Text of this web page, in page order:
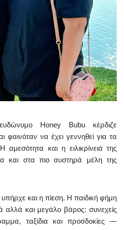
Honey Bubu κέρδιζε
φαινόταν να έχει γεννηθεί για τα
και η ειλικρίνειά της
και στα πιο αυστηρά μέλη της
και η πίεση. Η παιδική φήμη
αλλά και μεγάλο βάρος: συνεχείς
ταξίδια και προσδοκίες —